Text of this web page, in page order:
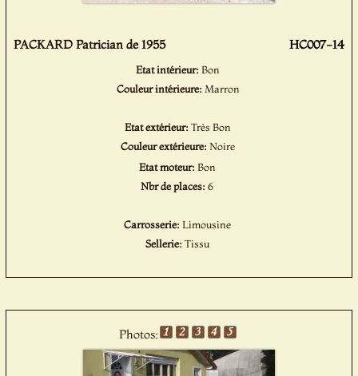
PACKARD Patrician de 1955 HC007-14
Etat intérieur:Bon
Couleur intérieure: Marron
Etat extérieur:Très Bon
Couleur extérieure:Noire
Etat moteur: Bon
Nbr de places:6
Carrosserie: Limousine
Sellerie: Tissu
Photos: